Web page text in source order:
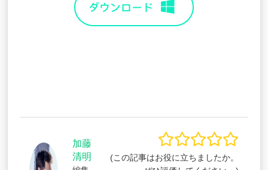
加藤
清明
(この記事はお役に立ちましたか。